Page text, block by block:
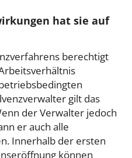
hat sie auf
berechtigt
gilt das
der Verwalter jedoch
er auch alle
Innerhalb der ersten
können